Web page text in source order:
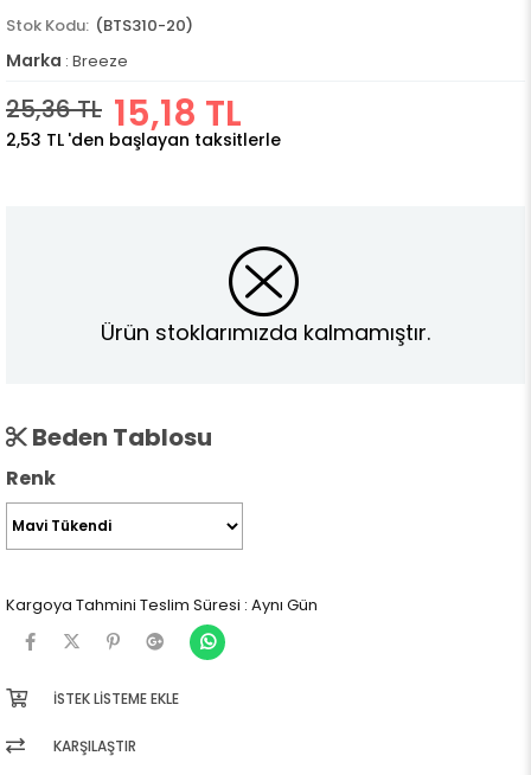
(BTS310-20)
Marka : Breeze
25,36 TL 15,18 TL
2,53 TL 'den başlayan taksitlerle
Ürün stoklarımızda kalmamıştır.
Beden Tablosu
Renk
Kargoya Tahmini Teslim Süresi : Aynı Gün
İSTEK LISTEME EKLE
KARŞILAŞTIR